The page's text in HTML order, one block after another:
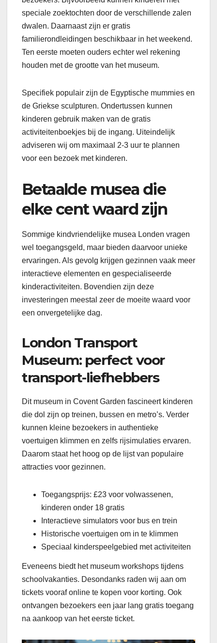
speciale zoektochten door de verschillende zalen
dwalen. Daarnaast zijn er gratis
familierondleidingen beschikbaar in het weekend.
Ten eerste moeten ouders echter wel rekening
houden met de grootte van het museum.
Specifiek populair zijn de Egyptische mummies en
de Griekse sculpturen. Ondertussen kunnen
kinderen gebruik maken van de gratis
activiteitenboekjes bij de ingang. Uiteindelijk
adviseren wij om maximaal 2-3 uur te plannen
voor een bezoek met kinderen.
Betaalde musea die
elke cent waard zijn
Sommige kindvriendelijke musea Londen vragen
wel toegangsgeld, maar bieden daarvoor unieke
ervaringen. Als gevolg krijgen gezinnen vaak meer
interactieve elementen en gespecialiseerde
kinderactiviteiten. Bovendien zijn deze
investeringen meestal zeer de moeite waard voor
een onvergetelijke dag.
London Transport
Museum: perfect voor
transport-liefhebbers
Dit museum in Covent Garden fascineert kinderen
die dol zijn op treinen, bussen en metro’s. Verder
kunnen kleine bezoekers in authentieke
voertuigen klimmen en zelfs rijsimulaties ervaren.
Daarom staat het hoog op de lijst van populaire
attracties voor gezinnen.
Toegangsprijs: £23 voor volwassenen,
kinderen onder 18 gratis
Interactieve simulators voor bus en trein
Historische voertuigen om in te klimmen
Speciaal kinderspeelgebied met activiteiten
Eveneens biedt het museum workshops tijdens
schoolvakanties. Desondanks raden wij aan om
tickets vooraf online te kopen voor korting. Ook
ontvangen bezoekers een jaar lang gratis toegang
na aankoop van het eerste ticket.